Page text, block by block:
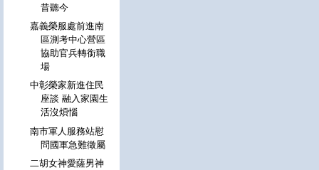
昔聽今
嘉義榮服處前進南
區測考中心營區
協助官兵轉銜職
場
中彰榮家新進住民
座談 融入家園生
活沒煩惱
南市軍人服務站慰
問國軍急難徵屬
二胡女神愛薩男神